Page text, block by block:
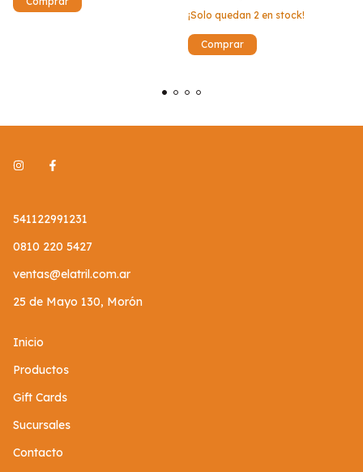
¡Solo quedan 2 en stock!
541122991231
0810 220 5427
ventas@elatril.com.ar
25 de Mayo 130, Morón
Inicio
Productos
Gift Cards
Sucursales
Contacto